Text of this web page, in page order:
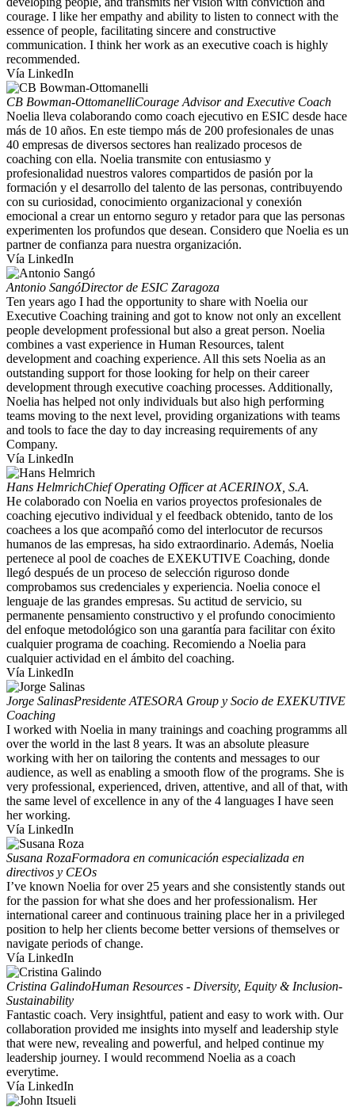
courage. I like her empathy and ability to listen to connect with the
essence of people, facilitating sincere and constructive
communication. I think her work as an executive coach is highly
recommended.
Vía LinkedIn
CB Bowman-OttomanelliCourage Advisor and Executive Coach
Noelia lleva colaborando como coach ejecutivo en ESIC desde hace
más de 10 años. En este tiempo más de 200 profesionales de unas
40 empresas de diversos sectores han realizado procesos de
coaching con ella. Noelia transmite con entusiasmo y
profesionalidad nuestros valores compartidos de pasión por la
formación y el desarrollo del talento de las personas, contribuyendo
con su curiosidad, conocimiento organizacional y conexión
emocional a crear un entorno seguro y retador para que las personas
experimenten los profundos que desean. Considero que Noelia es un
partner de confianza para nuestra organización.
Vía LinkedIn
Antonio SangóDirector de ESIC Zaragoza
Ten years ago I had the opportunity to share with Noelia our
Executive Coaching training and got to know not only an excellent
people development professional but also a great person. Noelia
combines a vast experience in Human Resources, talent
development and coaching experience. All this sets Noelia as an
outstanding support for those looking for help on their career
development through executive coaching processes. Additionally,
Noelia has helped not only individuals but also high performing
teams moving to the next level, providing organizations with teams
and tools to face the day to day increasing requirements of any
Company.
Vía LinkedIn
Hans HelmrichChief Operating Officer at ACERINOX, S.A.
He colaborado con Noelia en varios proyectos profesionales de
coaching ejecutivo individual y el feedback obtenido, tanto de los
coachees a los que acompañó como del interlocutor de recursos
humanos de las empresas, ha sido extraordinario. Además, Noelia
pertenece al pool de coaches de EXEKUTIVE Coaching, donde
llegó después de un proceso de selección riguroso donde
comprobamos sus credenciales y experiencia. Noelia conoce el
lenguaje de las grandes empresas. Su actitud de servicio, su
permanente pensamiento constructivo y el profundo conocimiento
del enfoque metodológico son una garantía para facilitar con éxito
cualquier programa de coaching. Recomiendo a Noelia para
cualquier actividad en el ámbito del coaching.
Vía LinkedIn
Jorge SalinasPresidente ATESORA Group y Socio de EXEKUTIVE
Coaching
I worked with Noelia in many trainings and coaching programms all
over the world in the last 8 years. It was an absolute pleasure
working with her on tailoring the contents and messages to our
audience, as well as enabling a smooth flow of the programs. She is
very professional, experienced, driven, attentive, and all of that, with
the same level of excellence in any of the 4 languages I have seen
her working.
Vía LinkedIn
Susana RozaFormadora en comunicación especializada en
directivos y CEOs
I’ve known Noelia for over 25 years and she consistently stands out
for the passion for what she does and her professionalism. Her
international career and continuous training place her in a privileged
position to help her clients become better versions of themselves or
navigate periods of change.
Vía LinkedIn
Cristina GalindoHuman Resources - Diversity, Equity & Inclusion-
Sustainability
Fantastic coach. Very insightful, patient and easy to work with. Our
collaboration provided me insights into myself and leadership style
that were new, revealing and powerful, and helped continue my
leadership journey. I would recommend Noelia as a coach
everytime.
Vía LinkedIn